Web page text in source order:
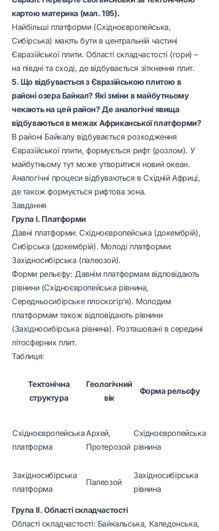
картою материка (мал. 195).
Найбільші платформи (Східноєвропейська,
Сибірська) мають бути в центральній частині
Євразійської плити. Області складчастості (гори) –
на півдні та сході, де відбувається зіткнення плит.
5. Що відбувається з Євразійською плитою в
районі озера Байкал? Які зміни в майбутньому
чекають на цей район? Де аналогічні явища
відбуваються в межах Африканської платформи?
В районі Байкалу відбувається розходження
Євразійської плити, формується рифт (розлом). У
майбутньому тут може утворитися новий океан.
Аналогічні процеси відбуваються в Східній Африці,
де також формується рифтова зона.
Завдання
Група І. Платформи
Давні платформи: Східноєвропейська (докембрій),
Сибірська (докембрій). Молоді платформи:
Західносибірська (палеозой).
Форми рельєфу: Давнім платформам відповідають
рівнини (Східноєвропейська рівнина,
Середньосибірське плоскогір’я). Молодим
платформам також відповідають рівнини
(Західносибірська рівнина). Розташовані в середині
літосферних плит.
Таблиця:
Тектонічна
структура
Геологічний
вік
Форма рельєфу
Східноєвропейська
платформа
Архей,
Протерозой
Східноєвропейська
рівнина
Західносибірська
платформа
Палеозой
Західносибірська
рівнина
Група ІІ. Області складчастості
Області складчастості: Байкальська, Каледонська,